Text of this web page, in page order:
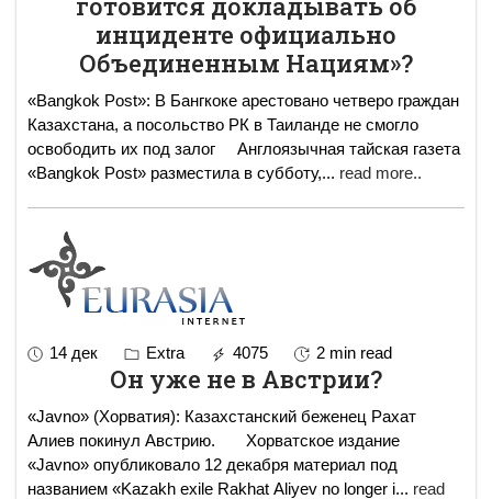
инциденте официально
Объединенным Нациям»?
«Bangkok Post»: В Бангкоке арестовано четверо граждан
Казахстана, а посольство РК в Таиланде не смогло
освободить их под залог Англоязычная тайская газета
«Bangkok Post» разместила в субботу,... read more..
14 дек Extra 4075 2 min read
Он уже не в Австрии?
«Javno» (Хорватия): Казахстанский беженец Рахат
Алиев покинул Австрию. Хорватское издание
«Javno» опубликовало 12 декабря материал под
названием «Kazakh exile Rakhat Aliyev no longer i... read